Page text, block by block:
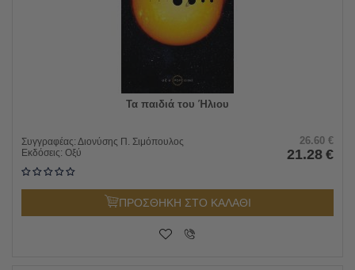
Τα παιδιά του Ήλιου
Συγγραφέας: Διονύσης Π. Σιμόπουλος
Εκδόσεις: Οξύ
26.60 €
21.28 €
ΠΡΟΣΘΗΚΗ ΣΤΟ ΚΑΛΑΘΙ